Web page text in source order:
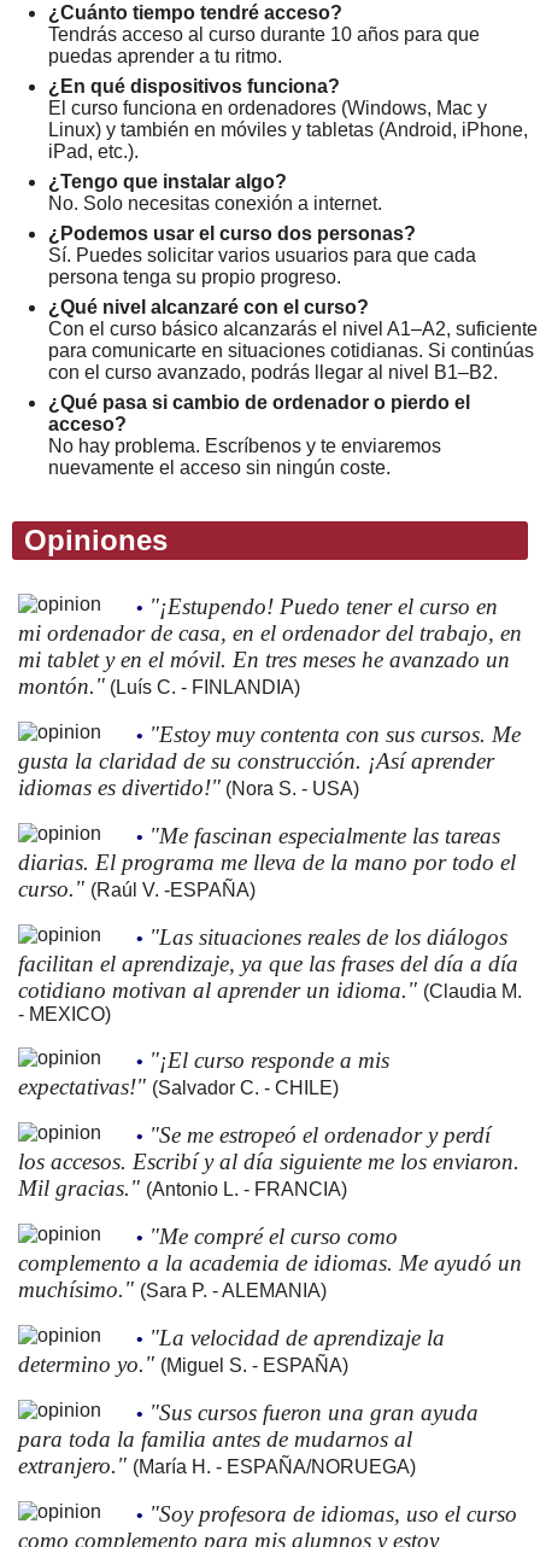
¿Cuánto tiempo tendré acceso?
Tendrás acceso al curso durante 10 años para que
puedas aprender a tu ritmo.
¿En qué dispositivos funciona?
El curso funciona en ordenadores (Windows, Mac y
Linux) y también en móviles y tabletas (Android, iPhone,
iPad, etc.).
¿Tengo que instalar algo?
No. Solo necesitas conexión a internet.
¿Podemos usar el curso dos personas?
Sí. Puedes solicitar varios usuarios para que cada
persona tenga su propio progreso.
¿Qué nivel alcanzaré con el curso?
Con el curso básico alcanzarás el nivel A1–A2, suficiente
para comunicarte en situaciones cotidianas. Si continúas
con el curso avanzado, podrás llegar al nivel B1–B2.
¿Qué pasa si cambio de ordenador o pierdo el
acceso?
No hay problema. Escríbenos y te enviaremos
nuevamente el acceso sin ningún coste.
Opiniones
• "¡Estupendo! Puedo tener el curso en
mi ordenador de casa, en el ordenador del trabajo, en
mi tablet y en el móvil. En tres meses he avanzado un
montón." (Luís C. - FINLANDIA)
• "Estoy muy contenta con sus cursos. Me
gusta la claridad de su construcción. ¡Así aprender
idiomas es divertido!" (Nora S. - USA)
• "Me fascinan especialmente las tareas
diarias. El programa me lleva de la mano por todo el
curso." (Raúl V. -ESPAÑA)
• "Las situaciones reales de los diálogos
facilitan el aprendizaje, ya que las frases del día a día
cotidiano motivan al aprender un idioma." (Claudia M.
- MEXICO)
• "¡El curso responde a mis
expectativas!" (Salvador C. - CHILE)
• "Se me estropeó el ordenador y perdí
los accesos. Escribí y al día siguiente me los enviaron.
Mil gracias." (Antonio L. - FRANCIA)
• "Me compré el curso como
complemento a la academia de idiomas. Me ayudó un
muchísimo." (Sara P. - ALEMANIA)
• "La velocidad de aprendizaje la
determino yo." (Miguel S. - ESPAÑA)
• "Sus cursos fueron una gran ayuda
para toda la familia antes de mudarnos al
extranjero." (María H. - ESPAÑA/NORUEGA)
• "Soy profesora de idiomas, uso el curso
como complemento para mis alumnos y estoy